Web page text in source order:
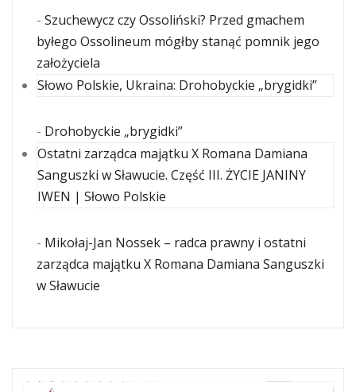
- Szuchewycz czy Ossoliński? Przed gmachem
byłego Ossolineum mógłby stanąć pomnik jego
założyciela
Słowo Polskie, Ukraina: Drohobyckie „brygidki”
- Drohobyckie „brygidki”
Ostatni zarządca majątku X Romana Damiana
Sanguszki w Sławucie. Część III. ŻYCIE JANINY
IWEN | Słowo Polskie
- Mikołaj-Jan Nossek – radca prawny i ostatni
zarządca majątku X Romana Damiana Sanguszki
w Sławucie